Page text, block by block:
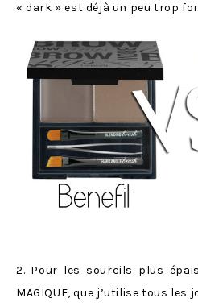
« dark » est déjà un peu trop
2. Pour les sourcils plus
MAGIQUE, que j’utilise tous les